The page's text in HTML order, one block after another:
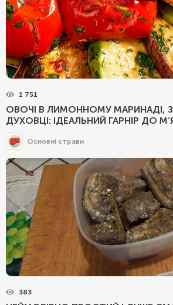
1 751
ОВОЧІ В ЛИМОННОМУ МАРИНАДІ,
ДУХОВЦІ: ІДЕАЛЬНИЙ ГАРНІР ДО
Основні страви
383